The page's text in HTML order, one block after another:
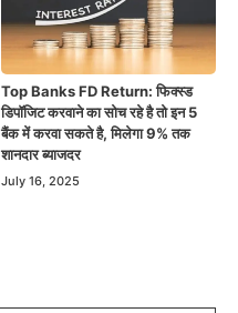
Top Banks FD Return: फिक्स्ड
डिपॉजिट करवाने का सोच रहे है तो इन 5
बैंक में करवा सकते है, मिलेगा 9% तक
शानदार ब्याजदर
July 16, 2025